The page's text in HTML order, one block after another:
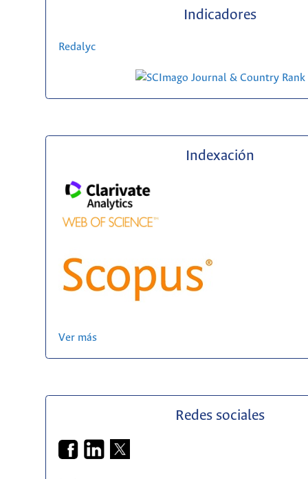
Indicadores
Redalyc
Indexación
Ver más
Redes sociales